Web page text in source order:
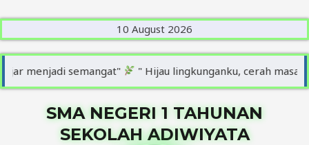
10 August 2026
menjadi semangat" " Hijau lingkunganku, cerah masa
SMA NEGERI 1 TAHUNAN
SEKOLAH ADIWIYATA